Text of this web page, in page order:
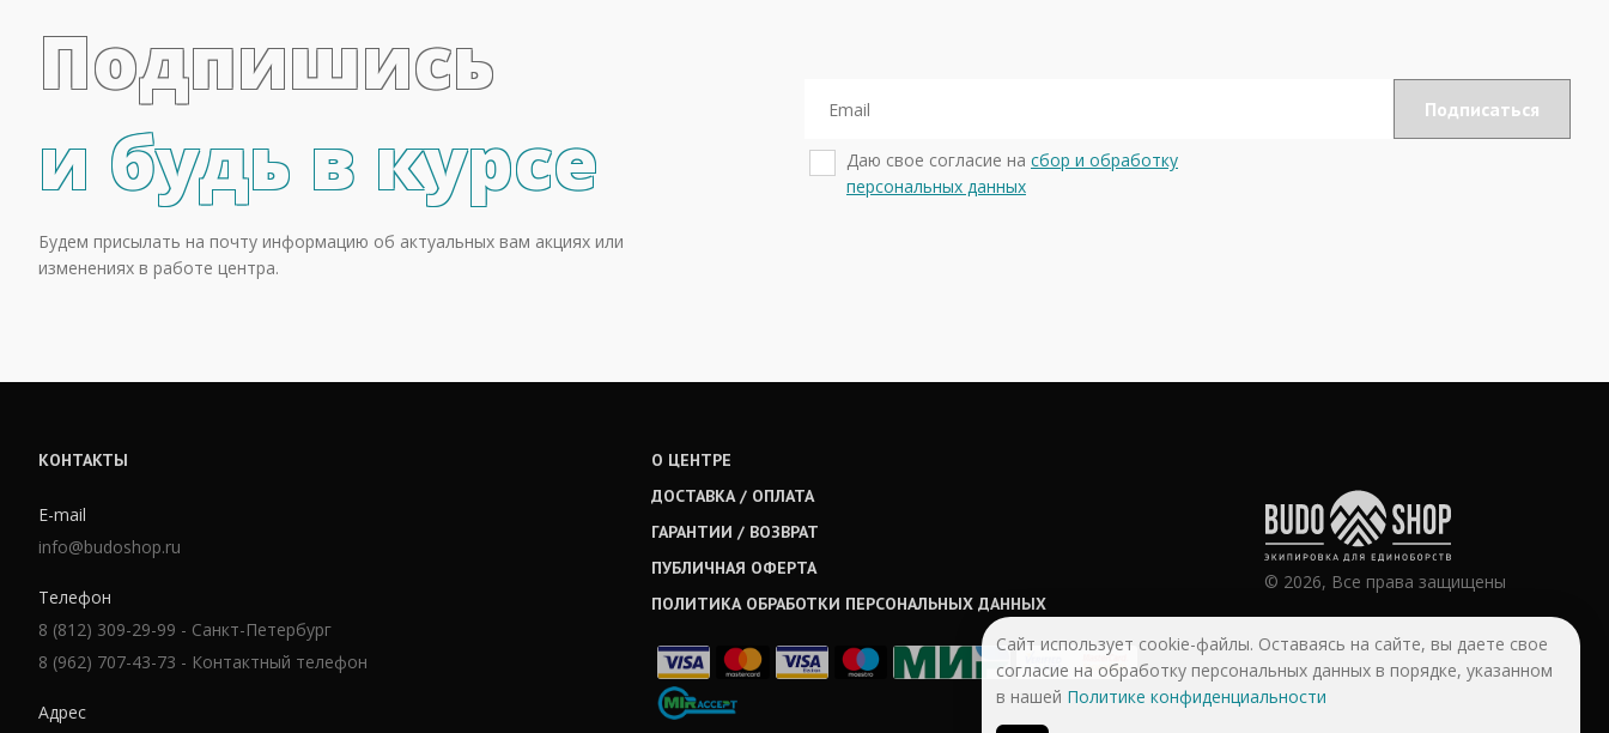
Подпишись
и будь в курсе
Будем присылать на почту информацию об актуальных вам акциях или
изменениях в работе центра.
Даю свое согласие на сбор и обработку
персональных данных
КОНТАКТЫ
E-mail
info@budoshop.ru
Телефон
8 (812) 309-29-99 - Санкт-Петербург
8 (962) 707-43-73 - Контактный телефон
Адрес
О ЦЕНТРЕ
ДОСТАВКА / ОПЛАТА
ГАРАНТИИ / ВОЗВРАТ
ПУБЛИЧНАЯ ОФЕРТА
ПОЛИТИКА ОБРАБОТКИ ПЕРСОНАЛЬНЫХ ДАННЫХ
© 2026, Все права защищены
Сайт использует cookie-файлы. Оставаясь на сайте, вы даете свое
согласие на обработку персональных данных в порядке, указанном
в нашей Политике конфиденциальности